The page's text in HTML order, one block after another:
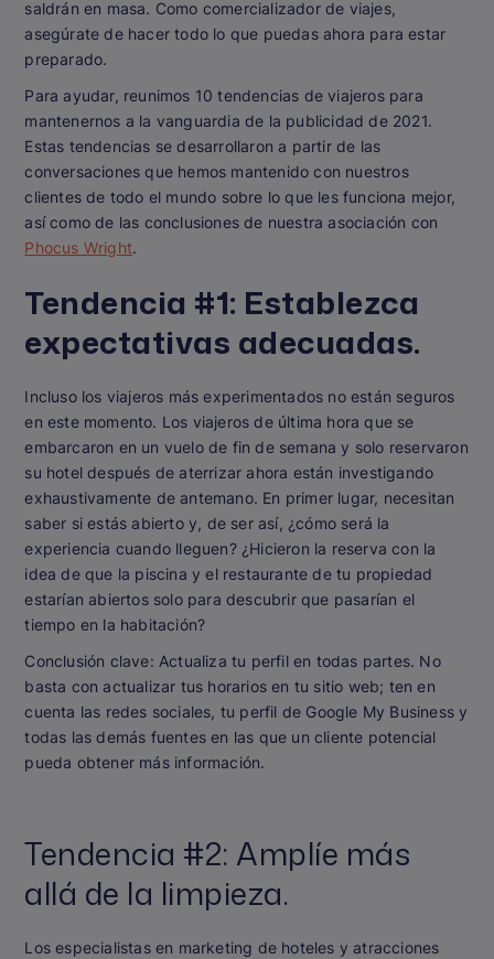
saldrán en masa. Como comercializador de viajes,
asegúrate de hacer todo lo que puedas ahora para estar
preparado.
Para ayudar, reunimos 10 tendencias de viajeros para
mantenernos a la vanguardia de la publicidad de 2021.
Estas tendencias se desarrollaron a partir de las
conversaciones que hemos mantenido con nuestros
clientes de todo el mundo sobre lo que les funciona mejor,
así como de las conclusiones de nuestra asociación con
Phocus Wright.
Tendencia #1: Establezca
expectativas adecuadas.
Incluso los viajeros más experimentados no están seguros
en este momento. Los viajeros de última hora que se
embarcaron en un vuelo de fin de semana y solo reservaron
su hotel después de aterrizar ahora están investigando
exhaustivamente de antemano. En primer lugar, necesitan
saber si estás abierto y, de ser así, ¿cómo será la
experiencia cuando lleguen? ¿Hicieron la reserva con la
idea de que la piscina y el restaurante de tu propiedad
estarían abiertos solo para descubrir que pasarían el
tiempo en la habitación?
Conclusión clave: Actualiza tu perfil en todas partes. No
basta con actualizar tus horarios en tu sitio web; ten en
cuenta las redes sociales, tu perfil de Google My Business y
todas las demás fuentes en las que un cliente potencial
pueda obtener más información.
Tendencia #2: Amplíe más
allá de la limpieza.
Los especialistas en marketing de hoteles y atracciones